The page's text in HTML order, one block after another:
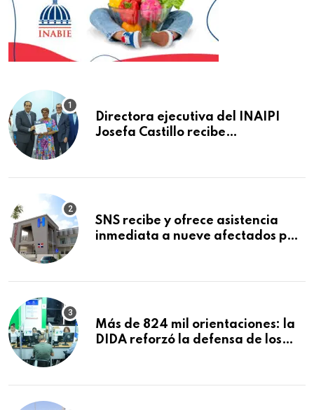
Directora ejecutiva del INAIPI
Josefa Castillo recibe
SNS recibe y ofrece asistencia
inmediata a nueve afectados por
Macorís
Más de 824 mil orientaciones: la
DIDA reforzó la defensa de los